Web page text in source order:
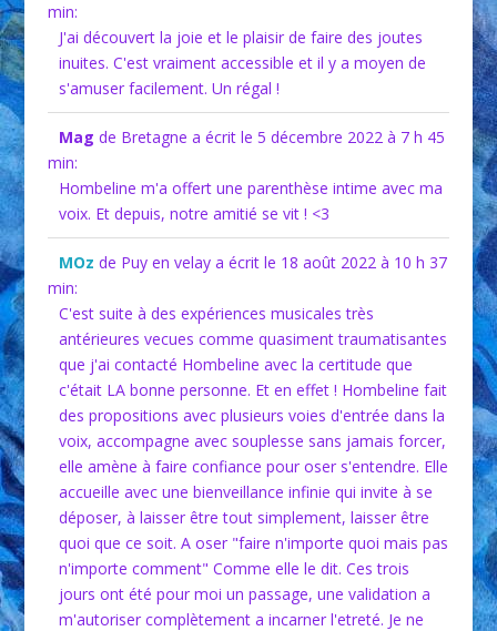
min:
J'ai découvert la joie et le plaisir de faire des joutes
inuites. C'est vraiment accessible et il y a moyen de
s'amuser facilement. Un régal !
Mag de Bretagne a écrit le 5 décembre 2022à 7 h 45
min:
Hombeline m'a offert une parenthèse intime avec ma
voix. Et depuis, notre amitié se vit ! <3
MOz de Puy en velay a écrit le 18 août 2022à 10 h 37
min:
C'est suite à des expériences musicales très
antérieures vecues comme quasiment traumatisantes
que j'ai contacté Hombeline avec la certitude que
c'était LA bonne personne. Et en effet ! Hombeline fait
des propositions avec plusieurs voies d'entrée dans la
voix, accompagne avec souplesse sans jamais forcer,
elle amène à faire confiance pour oser s'entendre. Elle
accueille avec une bienveillance infinie qui invite à se
déposer, à laisser être tout simplement, laisser être
quoi que ce soit. A oser "faire n'importe quoi mais pas
n'importe comment" Comme elle le dit. Ces trois
jours ont été pour moi un passage, une validation a
m'autoriser complètement a incarner l'etreté. Je ne